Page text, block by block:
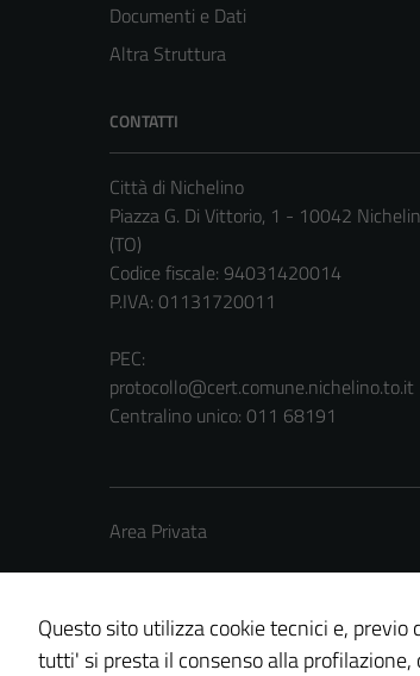
Documenti e Dati
Altra Struttura
CONTATTI
Città di Nichelino
Piazza G. Di Vittorio, 1 - 10042
(TO)
Codice fiscale: 94031420014
P.IVA: 01131720011
PEC:
protocollo@cert.comune.nichelino.to.it
Centralino unico: 011 68191
Area Privata
Questo sito utilizza cookie tecnici e,
tutti' si presta il consenso alla